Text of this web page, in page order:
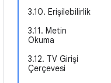
3.10. Erişilebilirlik
3.11. Metin
Okuma
3.12. TV Girişi
Çerçevesi